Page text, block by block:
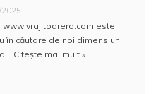
www.vrajitoarero.com este
în căutare de noi dimensiuni
… Citește mai mult »